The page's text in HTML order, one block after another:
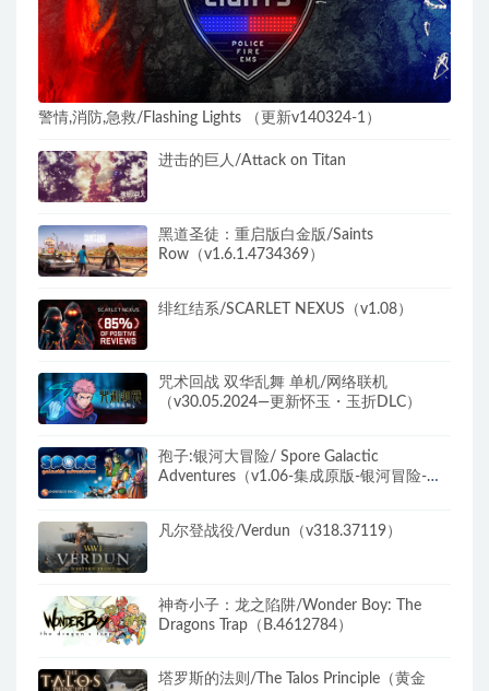
警情,消防,急救/Flashing Lights （更新v140324-1）
进击的巨人/Attack on Titan
黑道圣徒：重启版白金版/Saints
Row（v1.6.1.4734369）
绯红结系/SCARLET NEXUS（v1.08）
咒术回战 双华乱舞 单机/网络联机
（v30.05.2024—更新怀玉・玉折DLC）
孢子:银河大冒险/ Spore Galactic
Adventures（v1.06-集成原版-银河冒险-美
凡尔登战役/Verdun（v318.37119）
神奇小子：龙之陷阱/Wonder Boy: The
Dragons Trap（B.4612784）
塔罗斯的法则/The Talos Principle（黄金